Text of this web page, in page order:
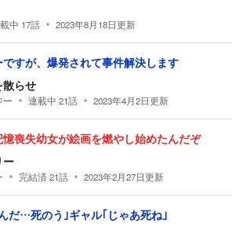
中 17話 2023年8月18日更新
すが、爆発されて事件解決します
散らせ
ー 連載中 21話 2023年4月2日更新
喪失幼女が絵画を燃やし始めたんだぞ
ー
完結済21話 2023年2月27日更新
だ…死のう｣ギャル｢じゃあ死ね｣